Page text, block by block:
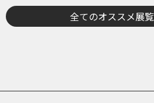
全てのオススメ展